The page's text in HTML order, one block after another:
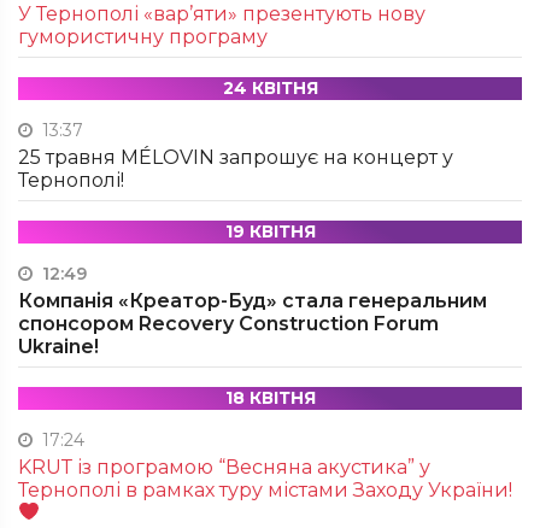
У Тернополі «вар’яти» презентують нову
гумористичну програму
24 КВІТНЯ
13:37
25 травня MÉLOVIN запрошує на концерт у
Тернополі!
19 КВІТНЯ
12:49
Компанія «Креатор-Буд» стала генеральним
спонсором Recovery Construction Forum
Ukraine!
18 КВІТНЯ
17:24
KRUТ із програмою “Весняна акустика” у
Тернополі в рамках туру містами Заходу України!